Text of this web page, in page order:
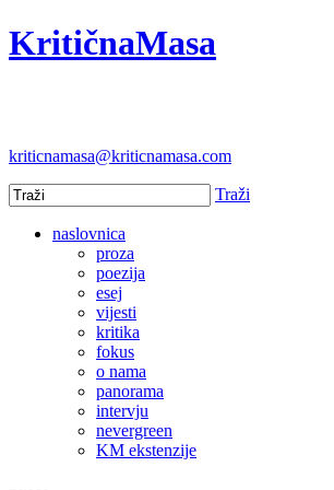
KritičnaMasa
kriticnamasa@kriticnamasa.com
Traži
naslovnica
proza
poezija
esej
vijesti
kritika
fokus
o nama
panorama
intervju
nevergreen
KM ekstenzije